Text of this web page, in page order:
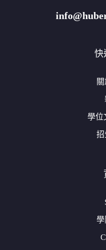
快
學位
招
學